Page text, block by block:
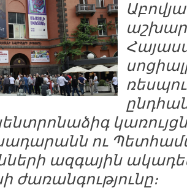
ու
ազգային
ժառանգությունը։